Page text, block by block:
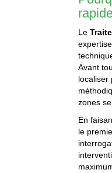
Le
Avant
localiser
zones
En
le